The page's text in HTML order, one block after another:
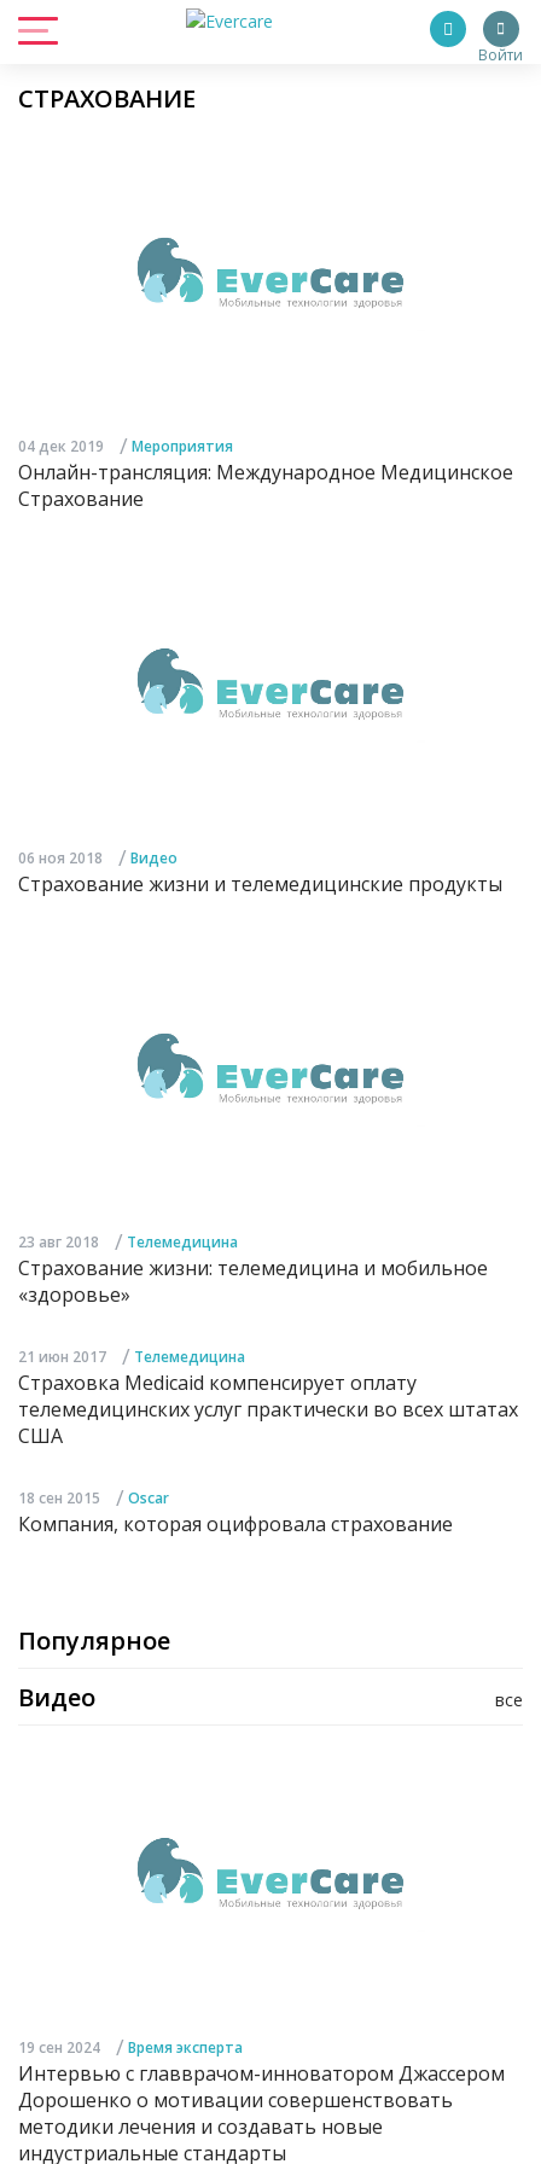
Войти
СТРАХОВАНИЕ
04 дек 2019 / Мероприятия
Онлайн-трансляция: Международное Медицинское
Страхование
06 ноя 2018 / Видео
Страхование жизни и телемедицинские продукты
23 авг 2018 / Телемедицина
Страхование жизни: телемедицина и мобильное
«здоровье»
21 июн 2017 / Телемедицина
Страховка Medicaid компенсирует оплату
телемедицинских услуг практически во всех штатах
США
18 сен 2015 / Oscar
Компания, которая оцифровала страхование
Популярное
все
Видео
19 сен 2024 / Время эксперта
Интервью с главврачом-инноватором Джассером
Дорошенко о мотивации совершенствовать
методики лечения и создавать новые
индустриальные стандарты